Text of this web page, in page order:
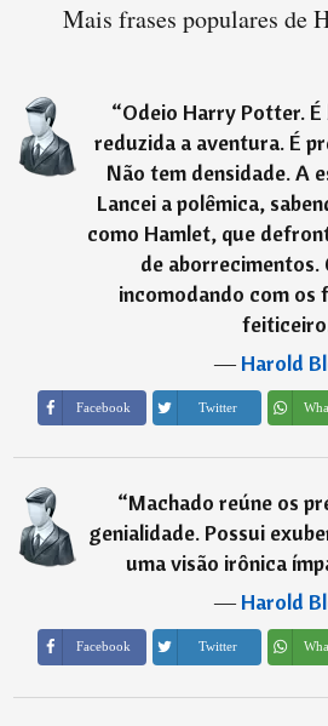
Mais frases populares de
“Odeio Harry Potter.
reduzida a aventura. É
Não tem densidade. A
Lancei a polêmica,
como Hamlet, que
de aborrecimentos.
incomodando com os
feiticeiro.
―Harold
Facebook Twitter
“Machado reúne os
genialidade. Possui
uma visão irônica
―Harold
Facebook Twitter